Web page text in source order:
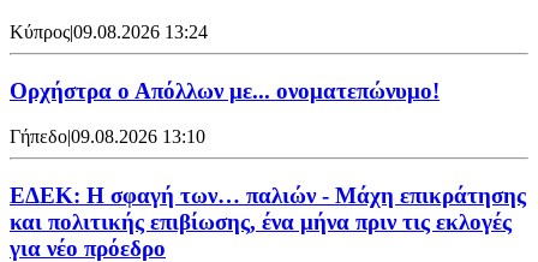
Κύπρος|09.08.2026 13:24
Ορχήστρα o Aπόλλων με... ονοματεπώνυμο!
Γήπεδο|09.08.2026 13:10
ΕΔΕΚ: Η σφαγή των… παλιών - Μάχη επικράτησης
και πολιτικής επιβίωσης, ένα μήνα πριν τις εκλογές
για νέο πρόεδρο